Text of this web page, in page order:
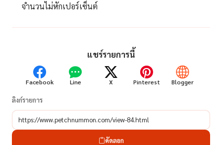
จำนวนไม่หักเปอร์เซ็นต์
แชร์รายการนี้
Facebook Line X Pinterest Blogger
ลิงก์รายการ
คัดลอก